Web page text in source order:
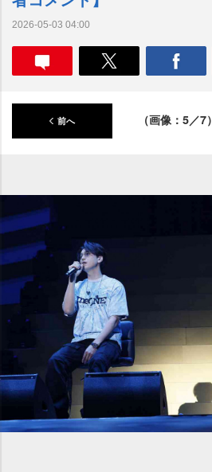
2026-05-03 04:00
前へ （画像：5／7）